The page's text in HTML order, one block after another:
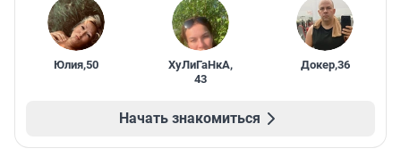
Юлия,50 ХуЛиГаНкА,
43
Докер,36
Начать знакомиться